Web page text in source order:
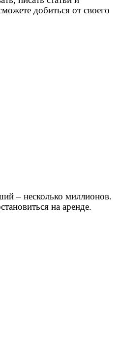
добиться от своего
– несколько миллионов.
на аренде.